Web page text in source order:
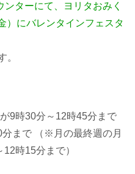
ンターにて、ヨリタおみく
）にバレンタインフェスタ
。
9時30分～12時45分まで
まで （※月の最終週の月
時15分まで）